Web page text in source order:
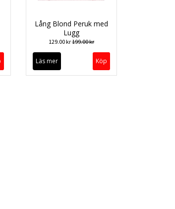
Lång Blond Peruk med
Lugg
129.00 kr199.00 kr
Läs mer